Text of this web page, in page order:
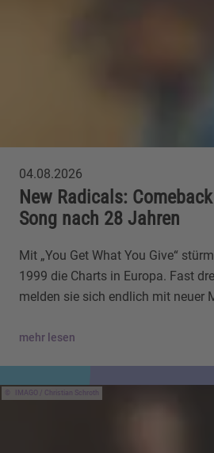
04.08.2026
New Radicals:
Song nach 28 Jahren
Mit „You Get What You Give“
1999 die Charts in Europa. Fast
melden sie sich endlich mit neuer
mehr lesen
IMAGO / Christian Schroth